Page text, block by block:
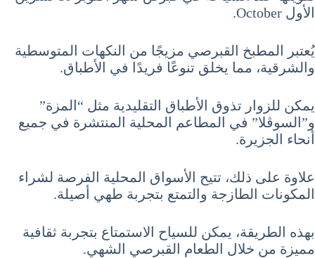
الأول October.
يُعتبر المطبخ القبرصي مزيجًا من النكهات المتوسطية
والشرقية، مما يخلق تنوعًا فريدًا في الأطباق.
يمكن للزوار تذوق الأطباق التقليدية مثل “المزة”
و”السوڤلا” في المطاعم المحلية المنتشرة في جميع
أنحاء الجزيرة.
علاوة على ذلك، تتيح الأسواق المحلية الفرصة لشراء
المكونات الطازجة والتمتع بتجربة طهي أصيلة.
بهذه الطريقة، يمكن للسياح الاستمتاع بتجربة ثقافية
مميزة من خلال الطعام القبرصي الشهي.